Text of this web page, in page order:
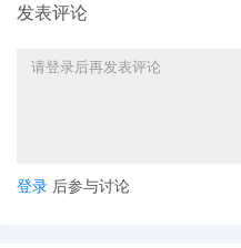
发表评论
登录 后参与讨论